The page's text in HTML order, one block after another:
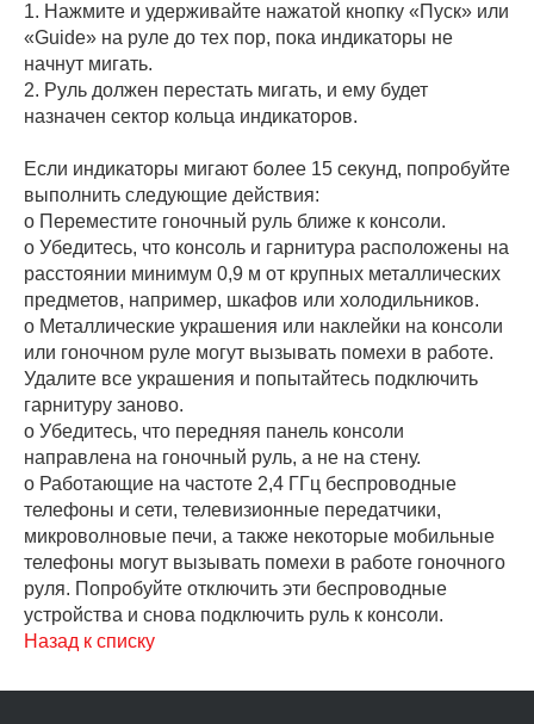
1. Нажмите и удерживайте нажатой кнопку «Пуск» или
«Guide» на руле до тех пор, пока индикаторы не
начнут мигать.
2. Руль должен перестать мигать, и ему будет
назначен сектор кольца индикаторов.
Если индикаторы мигают более 15 секунд, попробуйте
выполнить следующие действия:
o Переместите гоночный руль ближе к консоли.
o Убедитесь, что консоль и гарнитура расположены на
расстоянии минимум 0,9 м от крупных металлических
предметов, например, шкафов или холодильников.
o Металлические украшения или наклейки на консоли
или гоночном руле могут вызывать помехи в работе.
Удалите все украшения и попытайтесь подключить
гарнитуру заново.
o Убедитесь, что передняя панель консоли
направлена на гоночный руль, а не на стену.
o Работающие на частоте 2,4 ГГц беспроводные
телефоны и сети, телевизионные передатчики,
микроволновые печи, а также некоторые мобильные
телефоны могут вызывать помехи в работе гоночного
руля. Попробуйте отключить эти беспроводные
устройства и снова подключить руль к консоли.
Назад к списку